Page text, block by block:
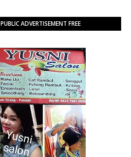
ADVERTISEMENT FREE